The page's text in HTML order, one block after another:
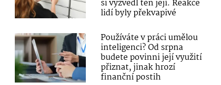
si vyzvedl ten její. Reakce
lidí byly překvapivé
Používáte v práci umělou
inteligenci? Od srpna
budete povinni její využití
přiznat, jinak hrozí
finanční postih